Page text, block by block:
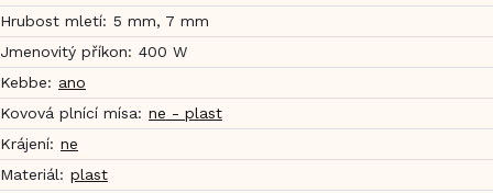
Hrubost mletí: 5 mm, 7 mm
Jmenovitý příkon: 400 W
Kebbe: ano
Kovová plnící mísa: ne - plast
Krájení: ne
Materiál: plast